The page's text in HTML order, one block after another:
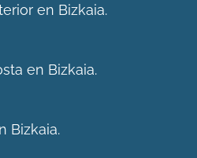
en Bizkaia.
en Bizkaia.
Bizkaia.